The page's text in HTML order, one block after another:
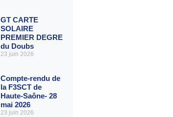
GT CARTE
SOLAIRE
PREMIER DEGRE
du Doubs
23 juin 2026
Compte-rendu de
la F3SCT de
Haute-Saône- 28
mai 2026
23 juin 2026